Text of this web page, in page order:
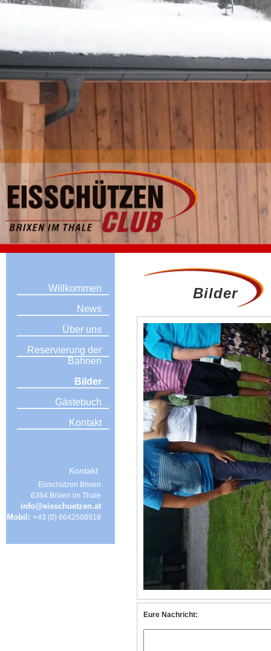
Willkommen
News
Über uns
Reservierung der
Bahnen
Bilder
Gästebuch
Kontakt
Kontakt
Eisschützen Brixen
6364 Brixen im Thale
info@eisschuetzen.at
Mobil: +43 (0) 6642508918
Bilder
Eure Nachricht: